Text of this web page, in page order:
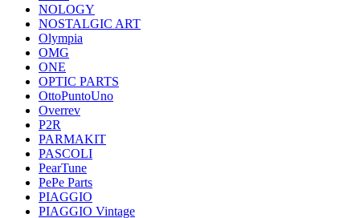
NOLOGY
NOSTALGIC ART
Olympia
OMG
ONE
OPTIC PARTS
OttoPuntoUno
Overrev
P2R
PARMAKIT
PASCOLI
PearTune
PePe Parts
PIAGGIO
PIAGGIO Vintage